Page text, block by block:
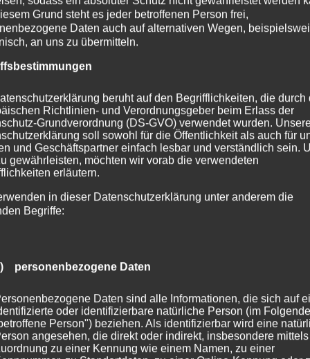
Anne Langenbach, Fachbereichsleiterin des Kinder- und
Musik: KMD Susanne Voß, Leitung: Sieglinde Repp-Jost
DNA des Protestantismus! Überall, wo evangelische
ist das Singen von Glaubensliedern
und auf Konfer-Freizeiten, bei Hochzeiten und
auf Kirchentagen. Dabei gibt es eine Vielfalt an
und Praktiken: Da stehen alte Glaubenslieder neben
gregorianischer Psalmengesang neben Taizé-Liedern
einen sitzen, andere stehen oder recken ihre Arme in
es doch das Gemeinsame: Singen verbindet. Singen
Glaube.
so. Bis zur Reformation war die Gemeinde im
Das änderte sich erst, als die Reformatoren den
einführten. Das gemeinsame Singen von
einem Merkmal der Protestanten. 1524 – also vor 500
Sammlung von acht geistlichen Liedern als Heft
Gesangbuch war geboren!
Gesangbuch und der Ergänzungsband EGplus
an Glaubens-Liedern von der Reformation bis heute.
Grund steht es jeder betroffenen Person frei,
Daten auch auf alternativen Wegen,
an uns zu übermitteln.
beruht auf den Begrifflichkeiten, die durch
Richtlinien- und Verordnungsgeber beim Erlass der
Grundverordnung (DS-GVO) verwendet wurden.
soll sowohl für die Öffentlichkeit als auch für
und Geschäftspartner einfach lesbar und verständlich sein.
gewährleisten, möchten wir vorab die verwendeten
erläutern.
in dieser Datenschutzerklärung unter anderem die
Begriffe:
personenbezogene Daten
Daten sind alle Informationen, die sich auf
oder identifizierbare natürliche Person (im
Person") beziehen. Als identifizierbar wird eine
angesehen, die direkt oder indirekt, insbesondere mittels
zu einer Kennung wie einem Namen, zu einer